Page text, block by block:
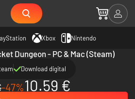
Xbox Nintendo
Dungeon - PC & Mac (Steam)
Download digital
-47%10.59 €